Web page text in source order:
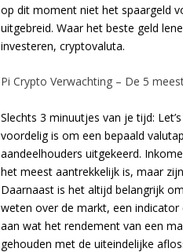
op dit moment niet het spaargeld
uitgebreid. Waar het beste geld
investeren, cryptovaluta.
Pi Crypto Verwachting – De 5
Slechts 3 minuutjes van je tijd:
voordelig is om een bepaald
aandeelhouders uitgekeerd.
het meest aantrekkelijk is, maar
Daarnaast is het altijd belangrijk
weten over de markt, een
aan wat het rendement van een
gehouden met de uiteindelijke